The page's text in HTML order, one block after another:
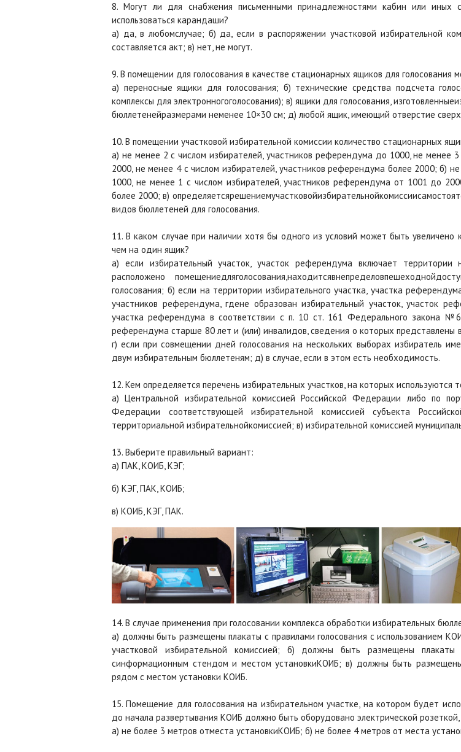
8. Могут ли для снабжения письменными принадлежностями кабин или иных
использоваться карандаши?
а) да, в любомслучае; б) да, если в распоряжении участковой избирательной
составляется акт; в) нет, не могут.
9. В помещении для голосования в качестве стационарных ящиков для голосования
а) переносные ящики для голосования; б) технические средства подсчета
комплексы для электронногоголосования); в) ящики для голосования,
бюллетенейразмерами неменее 10×30 см; д) любой ящик, имеющий отверстие
10. В помещении участковой избирательной комиссии количество стационарных
а) не менее 2 с числом избирателей, участников референдума до 1000, не менее
2000, не менее 4 с числом избирателей, участников референдума более 2000; б)
1000, не менее 1 с числом избирателей, участников референдума от 1001 до
более 2000; в)
видов бюллетеней для голосования.
11. В каком случае при наличии хотя бы одного из условий может быть увеличено
чем на один ящик?
а) если избирательный участок, участок референдума включает территории
расположено
голосования; б) если на территории избирательного участка, участка
участников референдума, гдене образован избирательный участок, участок
участка референдума в соответствии с п. 10 ст. 161 Федерального закона
референдума старше 80 лет и (или) инвалидов, сведения о которых
г) если при совмещении дней голосования на нескольких выборах избиратель
двум избирательным бюллетеням; д) в случае, если в этом есть необходимость.
12. Кем определяется перечень избирательных участков, на которых используются
а) Центральной избирательной комиссией Российской Федерации либо по
Федерации соответствующей избирательной комиссией субъекта
территориальной избирательнойкомиссией; в) избирательной комиссией
13. Выберите правильный вариант:
а) ПАК, КОИБ, КЭГ;
б) КЭГ, ПАК, КОИБ;
в) КОИБ, КЭГ, ПАК.
14. В случае применения при голосовании комплекса обработки избирательных
а) должны быть размещены плакаты с правилами голосования с использованием
участковой избирательной комиссией; б) должны быть размещены
синформационным стендом и местом установкиКОИБ; в) должны быть
рядом с местом установки КОИБ.
15. Помещение для голосования на избирательном участке, на котором будет
до начала развертывания КОИБ должно быть оборудовано электрической
а) не более 3 метров отместа установкиКОИБ; б) не более 4 метров от места